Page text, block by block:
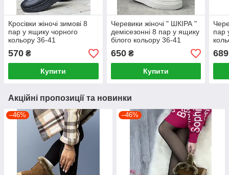
Кросівки жіночі зимові 8
пар у ящику чорного
кольору 36-41
570 ₴
Купити
Черевики жіночі " ШКІРА "
демісезонні 8 пар у ящику
білого кольору 36-41
650₴
Купити
пар
689
Акційні пропозиції та новинки
–46% –46%